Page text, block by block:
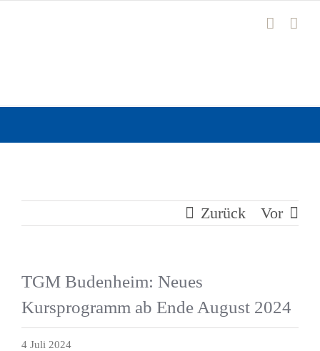
Zurück Vor
TGM Budenheim: Neues
Kursprogramm ab Ende August 2024
4 Juli 2024